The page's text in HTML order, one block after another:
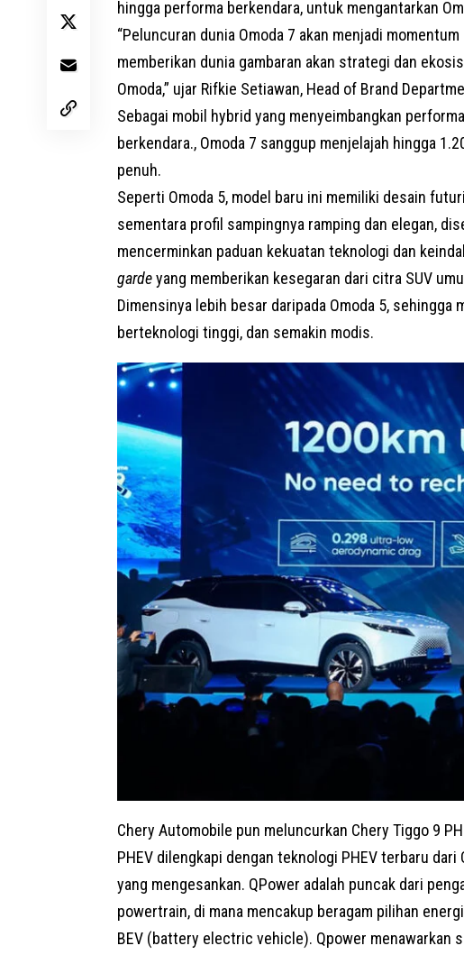
hingga performa berkendara, untuk mengantarkan
“Peluncuran dunia Omoda 7 akan menjadi
memberikan dunia gambaran akan strategi dan
Omoda,” ujar Rifkie Setiawan, Head of Brand
Sebagai mobil hybrid yang menyeimbangkan
berkendara., Omoda 7 sanggup menjelajah hingga
penuh.
Seperti Omoda 5, model baru ini memiliki desain
sementara profil sampingnya ramping dan elegan,
mencerminkan paduan kekuatan teknologi dan
gardeyang memberikan kesegaran dari citra SUV
Dimensinya lebih besar daripada Omoda 5,
berteknologi tinggi, dan semakin modis.
Chery Automobile pun meluncurkan Chery Tiggo 9
PHEV dilengkapi dengan teknologi PHEV terbaru
yang mengesankan. QPower adalah puncak dari
powertrain, di mana mencakup beragam pilihan
BEV (battery electric vehicle). Qpower menawarkan